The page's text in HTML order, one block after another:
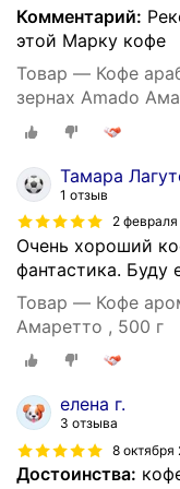
Комментарий:
этой Марку кофе
Товар — Кофе
зернах Amado
Тамара
1 отзыв
2 февраля
Очень хороший
фантастика. Буду
Товар — Кофе
Амаретто , 500 г
елена г.
3 отзыва
8 октября
Достоинства: